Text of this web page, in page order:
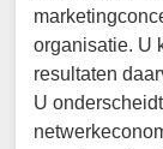
organisatie. U
resultaten
U